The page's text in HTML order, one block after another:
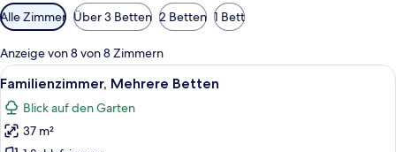
Verfügbare
Filter
für
Zimmer
Alle Zimmer Über 3 Betten 2 Betten 1 Bett
Anzeige von 8 von 8 Zimmern
Alle
Fotos
für
Familienzimmer,
Ein Schlafzimmer mit einem Bett,
3
Familienzimmer, Mehrere Betten
Blick auf den Garten
37 m²